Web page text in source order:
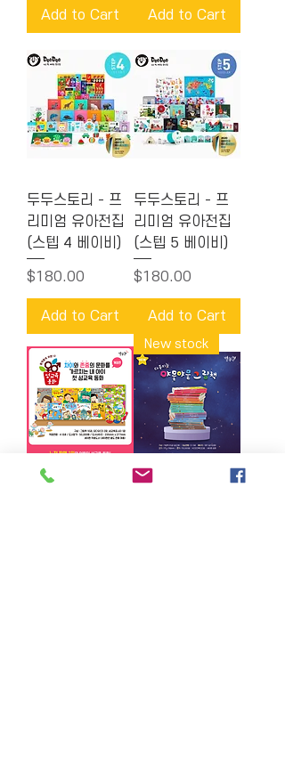
Add to Cart Add to Cart
두두스토리 - 프
리미엄 유아전집
(스텝 4 베이비)
Price
$180.00
Add to Cart
두두스토리 - 프
리미엄 유아전집
(스텝 5 베이비)
Price
$180.00
Add to Cart
New stock